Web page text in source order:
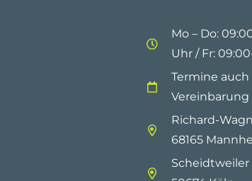
Mo – Do:
Uhr / Fr:
Termine
Vereinbarung
Richard-
68165
Scheidtweiler